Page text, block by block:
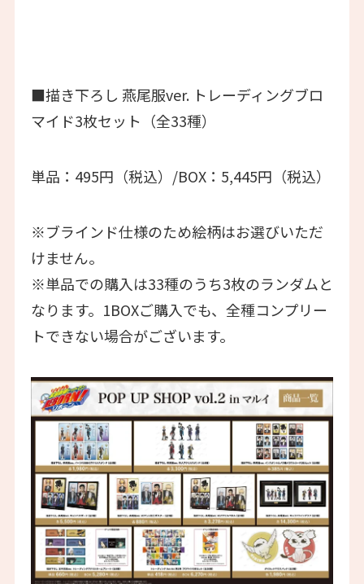
■描き下ろし 燕尾服ver. トレーディングブロ
マイド3枚セット（全33種）
単品：495円（税込）/BOX：5,445円（税込）
※ブラインド仕様のため絵柄はお選びいただ
けません。
※単品での購入は33種のうち3枚のランダムと
なります。1BOXご購入でも、全種コンプリー
トできない場合がございます。